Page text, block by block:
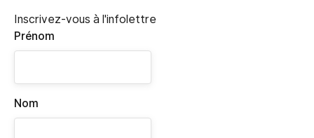
Inscrivez-vous à l'infolettre
Prénom
Nom